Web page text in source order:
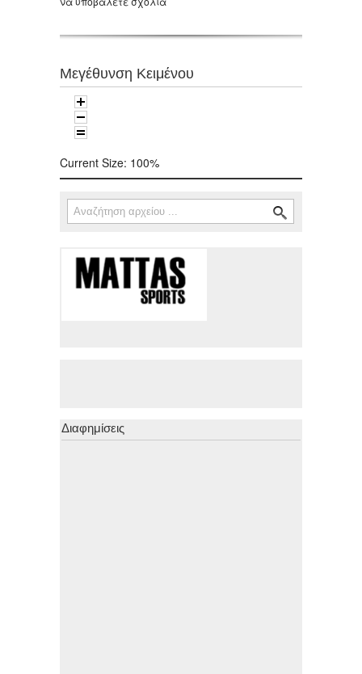
Μεγέθυνση Κειμένου
Current Size: 100%
Φόρμα αναζήτησης
Αναζήτηση
Διαφημίσεις